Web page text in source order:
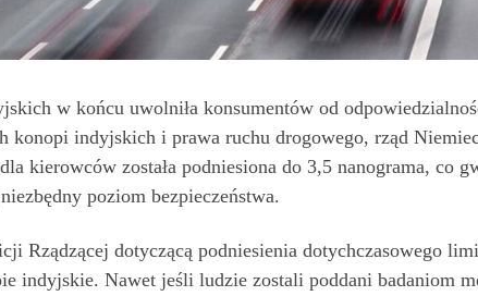
w końcu uwolniła konsumentów od
konopi indyjskich i prawa ruchu drogowego, rząd
kierowców została podniesiona do 3,5 nanograma, co
poziom bezpieczeństwa.
Rządzącej dotyczącą podniesienia dotychczasowego
indyjskie. Nawet jeśli ludzie zostali poddani badaniom